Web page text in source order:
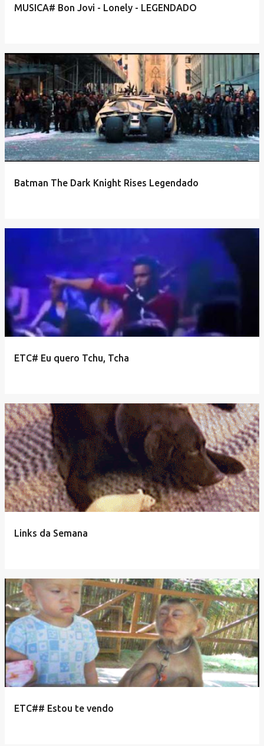
MUSICA# Bon Jovi - Lonely - LEGENDADO
Batman The Dark Knight Rises Legendado
ETC# Eu quero Tchu, Tcha
Links da Semana
ETC## Estou te vendo